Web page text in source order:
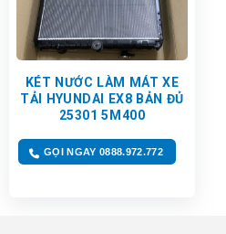
KÉT NƯỚC LÀM MÁT XE
TẢI HYUNDAI EX8 BẢN ĐỦ
25301 5M400
GỌI NGAY 0888.972.772